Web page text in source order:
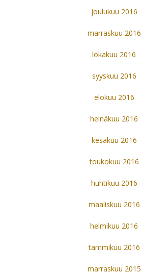
joulukuu 2016
marraskuu 2016
lokakuu 2016
syyskuu 2016
elokuu 2016
heinäkuu 2016
kesäkuu 2016
toukokuu 2016
huhtikuu 2016
maaliskuu 2016
helmikuu 2016
tammikuu 2016
marraskuu 2015